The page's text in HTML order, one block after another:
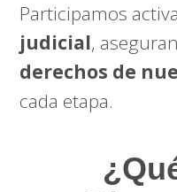
Participamos
judicial,
derechos de
cada etapa.